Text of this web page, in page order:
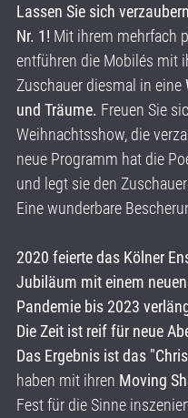
Lassen Sie sich
Nr. 1! Mit ihrem mehrfach
entführen die Mobilés mit
Zuschauer diesmal in eine
und Träume. Freuen Sie
Weihnachtsshow, die
neue Programm hat die
und legt sie den
Eine wunderbare
2020 feierte das Kölner
Jubiläum mit einem
Pandemie bis 2023
Die Zeit ist reif für neue
Das Ergebnis ist das
haben mit ihren Moving
Fest für die Sinne